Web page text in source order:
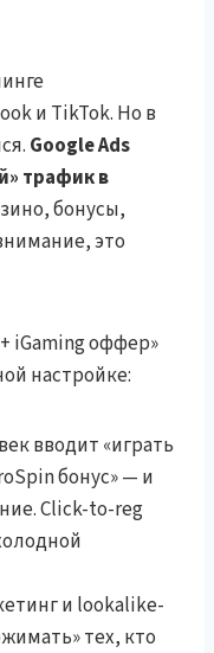
и TikTok. Но в
Google Ads
трафик в
бонусы,
это
iGaming оффер»
настройке:
вводит «играть
бонус» — и
Click-to-reg
и lookalike-
тех, кто